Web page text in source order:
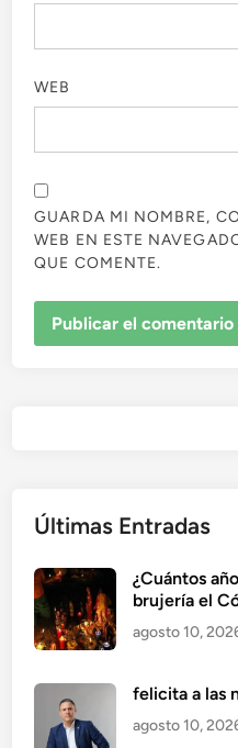
WEB
GUARDA MI NOMBRE,
WEB EN ESTE
QUE COMENTE.
Últimas Entradas
¿Cuántos
brujería el
agosto 10,
felicita a las
agosto 10,